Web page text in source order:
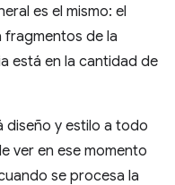
es el mismo: el
fragmentos de la
está en la cantidad de
diseño y estilo a todo
ver en ese momento
se procesa la